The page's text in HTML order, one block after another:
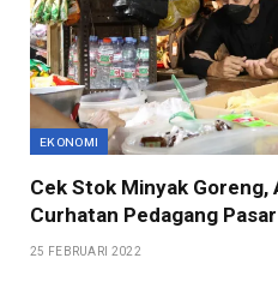
EKONOMI
Cek Stok Minyak Goreng,
Curhatan Pedagang Pasar
25 FEBRUARI 2022